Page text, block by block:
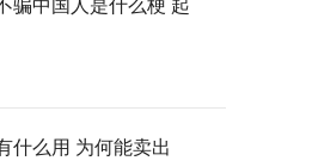
骗中国人是什么梗 起
什么用 为何能卖出